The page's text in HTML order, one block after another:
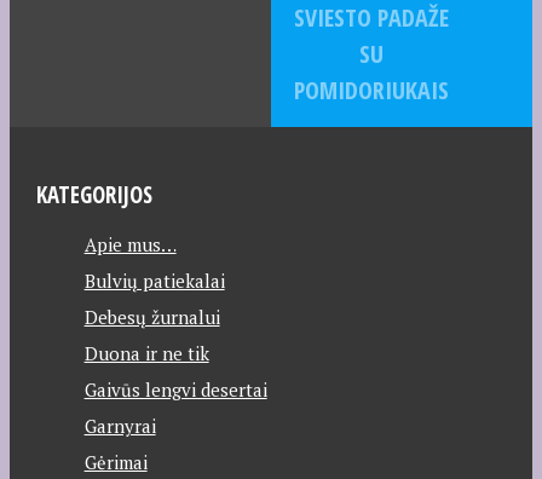
SVIESTO PADAŽE
SU
POMIDORIUKAIS
KATEGORIJOS
Apie mus…
Bulvių patiekalai
Debesų žurnalui
Duona ir ne tik
Gaivūs lengvi desertai
Garnyrai
Gėrimai